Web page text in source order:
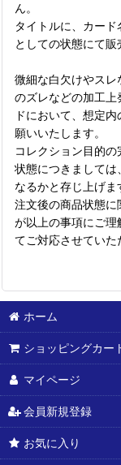
ん。
タイトルに、カー
としての状態にて販
微細な白欠けやス
のズレなどの加工
ドにおいて、想定
願いいたします。
コレクション目的の
状態につきましては
なるかと存じ上げま
注文後の商品状態
が以上の事項にご理
てご対応させていた
ホーム
ショッピングカー
マイページ
会員新規登録
お気に入り